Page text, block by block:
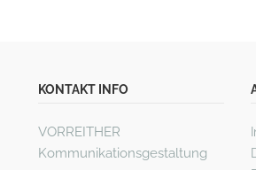
KONTAKT INFO
VORREITHER
Kommunikationsgestaltung